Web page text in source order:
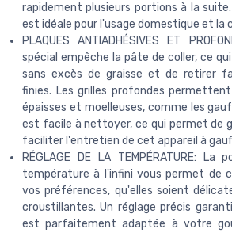
rapidement plusieurs portions à la
est idéale pour l'usage domestique et la
PLAQUES ANTIADHÉSIVES ET
spécial empêche la pâte de coller, ce
sans excès de graisse et de retirer
finies. Les grilles profondes
épaisses et moelleuses, comme les
est facile à nettoyer, ce qui permet de
faciliter l'entretien de cet appareil à
RÉGLAGE DE LA TEMPÉRATURE:
température à l'infini vous permet de
vos préférences, qu'elles soient
croustillantes. Un réglage précis
est parfaitement adaptée à votre